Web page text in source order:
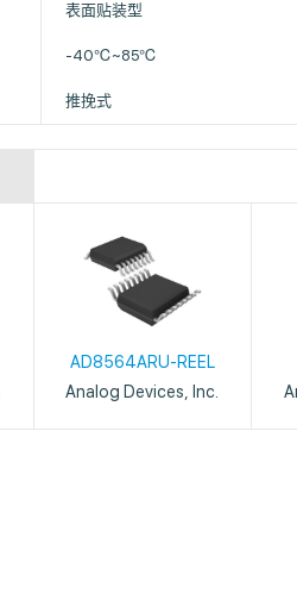
表面贴装型
-40℃~85℃
推挽式
AD8564ARU-REEL
Analog Devices, Inc.